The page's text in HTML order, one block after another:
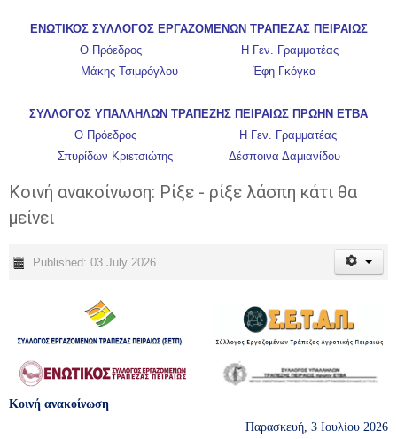
ΕΝΩΤΙΚΟΣ ΣΥΛΛΟΓΟΣ ΕΡΓΑΖΟΜΕΝΩΝ ΤΡΑΠΕΖΑΣ ΠΕΙΡΑΙΩΣ
Ο Πρόεδρος Η Γεν. Γραμματέας
Μάκης Τσιμρόγλου Έφη Γκόγκα
ΣΥΛΛΟΓΟΣ ΥΠΑΛΛΗΛΩΝ ΤΡΑΠΕΖΗΣ ΠΕΙΡΑΙΩΣ ΠΡΩΗΝ ΕΤΒΑ
Ο Πρόεδρος Η Γεν. Γραμματέας
Σπυρίδων Κριετσιώτης Δέσποινα Δαμιανίδου
Κοινή ανακοίνωση: Ρίξε - ρίξε λάσπη κάτι θα
μείνει
Published: 03 July 2026
Κοινή ανακοίνωση
Παρασκευή, 3 Ιουλίου 2026